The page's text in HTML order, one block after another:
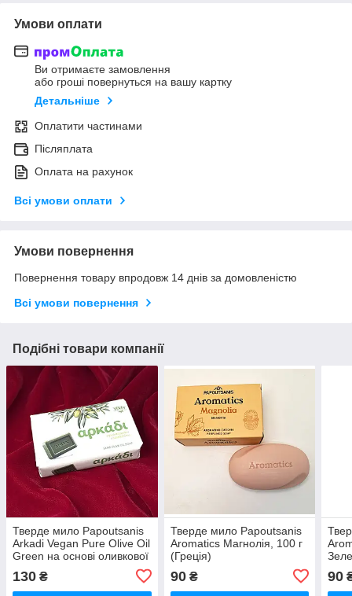
Умови оплати
Ви отримаєте замовлення
або гроші повернуться на вашу картку
Детальніше
Оплатити частинами
Післяплата
Оплата на рахунок
Всі умови оплати
Умови повернення
Повернення товару впродовж 14 днів за домовленістю
Всі умови повернення
Подібні товари компанії
Тверде мило Papoutsanis
Arkadi Vegan Pure Olive Oil
Green на основі оливкової
130 ₴
Тверде мило Papoutsanis
Aromatics Магнолія, 100 г
(Греція)
90₴ 90